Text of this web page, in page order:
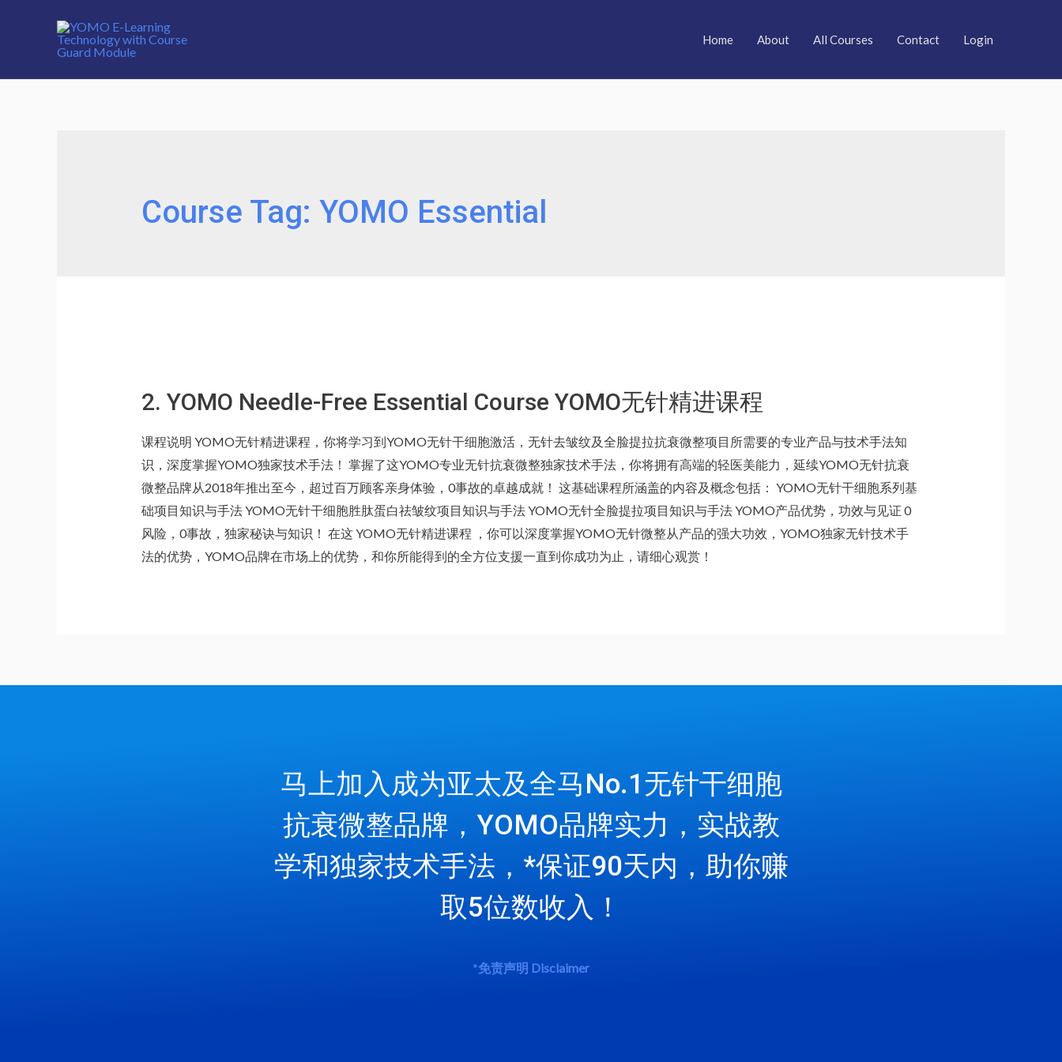
Home About All Courses Contact Login
Course Tag: YOMO Essential
2. YOMO Needle-Free Essential Course YOMO无针精进课程
课程说明 YOMO无针精进课程，你将学习到YOMO无针干细胞激活，无针去皱纹及全脸提拉抗衰微整项目所需要的专业产品与技术手法知
识，深度掌握YOMO独家技术手法！ 掌握了这YOMO专业无针抗衰微整独家技术手法，你将拥有高端的轻医美能力，延续YOMO无针抗衰
微整品牌从2018年推出至今，超过百万顾客亲身体验，0事故的卓越成就！ 这基础课程所涵盖的内容及概念包括： YOMO无针干细胞系列基
础项目知识与手法 YOMO无针干细胞胜肽蛋白祛皱纹项目知识与手法 YOMO无针全脸提拉项目知识与手法 YOMO产品优势，功效与见证 0
风险，0事故，独家秘诀与知识！ 在这 YOMO无针精进课程 ，你可以深度掌握YOMO无针微整从产品的强大功效，YOMO独家无针技术手
法的优势，YOMO品牌在市场上的优势，和你所能得到的全方位支援一直到你成功为止，请细心观赏！
马上加入成为亚太及全马No.1无针干细胞
抗衰微整品牌，YOMO品牌实力，实战教
学和独家技术手法，*保证90天内，助你赚
取5位数收入！
*免责声明 Disclaimer